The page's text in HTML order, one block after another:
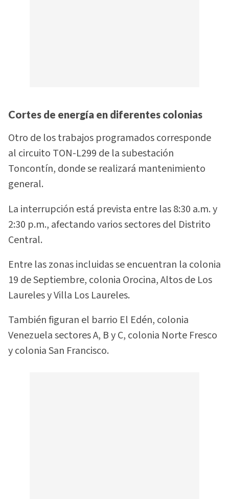
Cortes de energía en diferentes colonias
Otro de los trabajos programados corresponde
al circuito TON-L299 de la subestación
Toncontín, donde se realizará mantenimiento
general.
La interrupción está prevista entre las 8:30 a.m. y
2:30 p.m., afectando varios sectores del Distrito
Central.
Entre las zonas incluidas se encuentran la colonia
19 de Septiembre, colonia Orocina, Altos de Los
Laureles y Villa Los Laureles.
También figuran el barrio El Edén, colonia
Venezuela sectores A, B y C, colonia Norte Fresco
y colonia San Francisco.